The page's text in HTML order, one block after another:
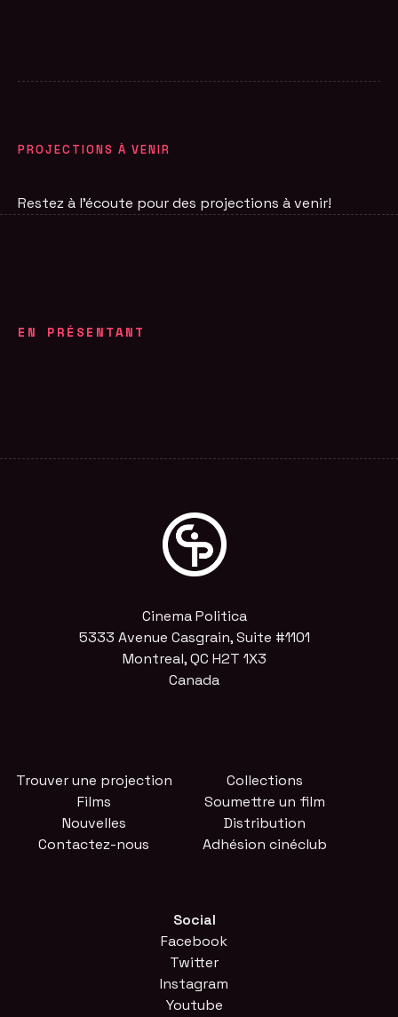
PROJECTIONS À VENIR
Restez à l'écoute pour des projections à venir!
EN PRÉSENTANT
Cinema Politica
5333 Avenue Casgrain, Suite #1101
Montreal, QC H2T 1X3
Canada
Trouver une projection
Films
Nouvelles
Contactez-nous
Collections
Soumettre un film
Distribution
Adhésion cinéclub
Social
Facebook
Twitter
Instagram
Youtube